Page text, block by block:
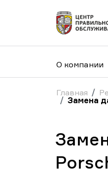
О компании
Главная
Замена